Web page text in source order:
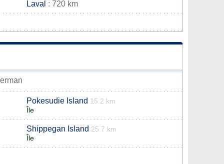
Laval : 720 km
Pokesudie Island 15.2 km
Île
Shippegan Island 25.7 km
Île